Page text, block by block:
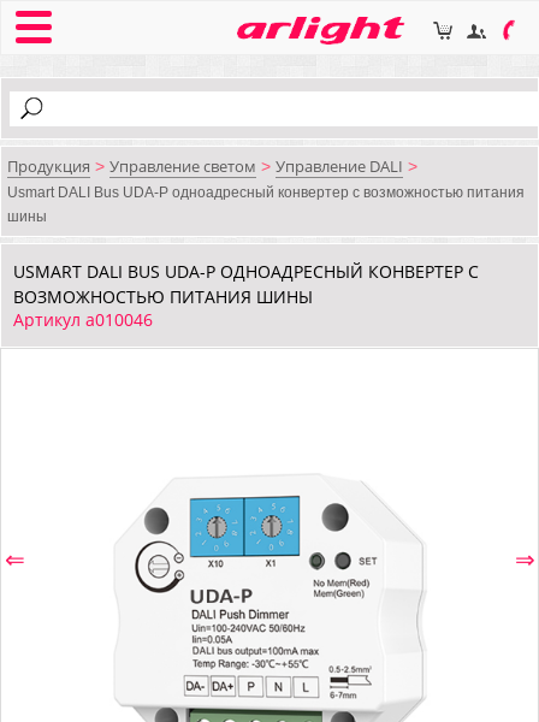
Продукция > Управление светом > Управление DALI >
Usmart DALI Bus UDA-P одноадресный конвертер с возможностью питания
шины
USMART DALI BUS UDA-P ОДНОАДРЕСНЫЙ КОНВЕРТЕР С
ВОЗМОЖНОСТЬЮ ПИТАНИЯ ШИНЫ
Артикул a010046
⇐ ⇒